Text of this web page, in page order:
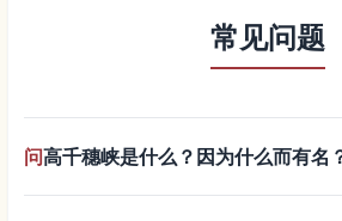
常见问题
问高千穗峡是什么？因为什么而有名